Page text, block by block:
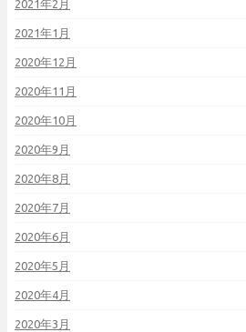
2021年2月
2021年1月
2020年12月
2020年11月
2020年10月
2020年9月
2020年8月
2020年7月
2020年6月
2020年5月
2020年4月
2020年3月